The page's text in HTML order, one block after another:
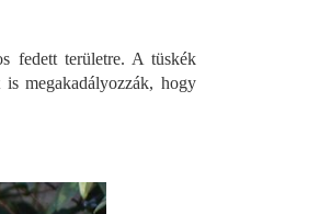
fedett területre. A tüskék
is megakadályozzák, hogy